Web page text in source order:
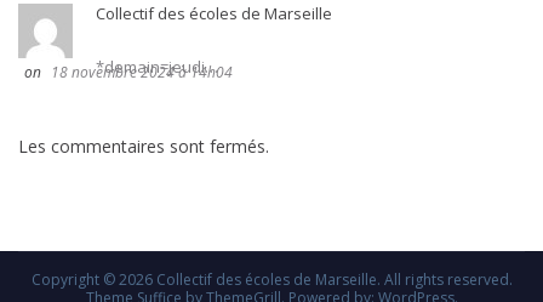
Collectif des écoles de Marseille
18 novembre 2024 à 14h04
*demain=jeudi…
Les commentaires sont fermés.
Copyright © 2026 Collectif des écoles de Marseille. All rights reserved.